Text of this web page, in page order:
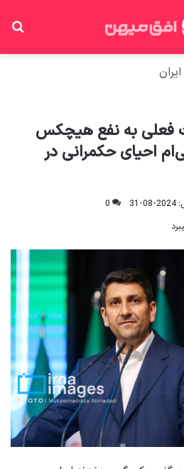
فعلی به نفع هیچکس
احیای حکمرانی در
0